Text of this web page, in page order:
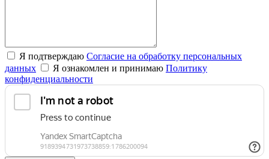
Я подтверждаю Согласие на обработку персональных
данных
Я ознакомлен и принимаю Политику
конфиденциальности